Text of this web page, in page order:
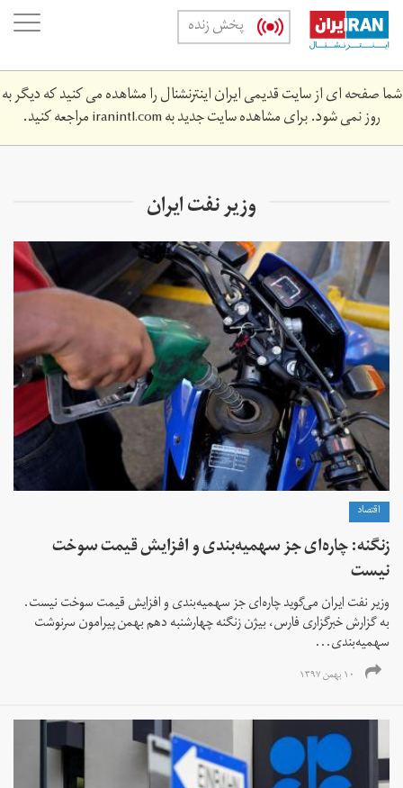
Skip
main
content
پخش زنده
شما صفحه ای از سایت قدیمی ایران اینترنشنال را مشاهده می کنید که دیگر به
روز نمی شود. برای مشاهده سایت جدید بهiranintl.comمراجعه کنید.
وزیر نفت ایران
اقتصاد
زنگنه: چاره‌ای جز سهمیه‌بندی و افزایش قیمت سوخت
نیست
وزیر نفت ایران می‌گوید چاره‌ای جز سهمیه‌بندی و افزایش قیمت سوخت نیست.
به گزارش خبرگزاری فارس، بیژن زنگنه چهارشنبه دهم بهمن پیرامون سرنوشت
سهمیه‌بندی...
۱۰ بهمن ۱۳۹۷